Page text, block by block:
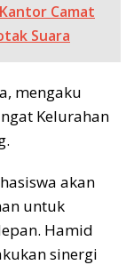
Camat
Suara
mengaku
Kelurahan
akan
untuk
Hamid
sinergi